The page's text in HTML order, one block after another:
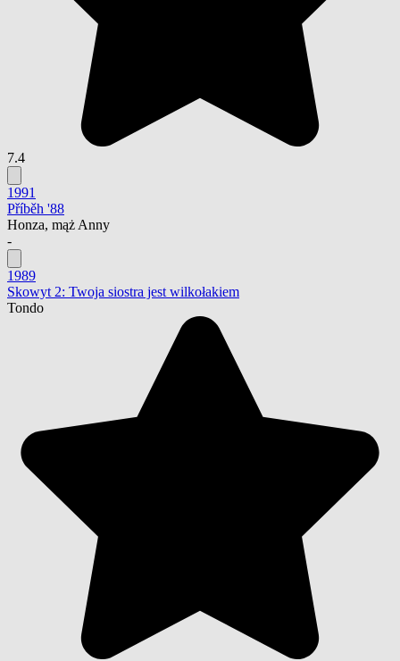
7.4
1991
Příběh '88
Honza, mąż Anny
-
1989
Skowyt 2: Twoja siostra jest wilkołakiem
Tondo